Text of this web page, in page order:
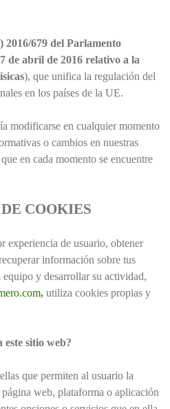
2016/679 del Parlamento
de abril de 2016 relativo a la
), que unifica la regulación del
en los países de la UE.
modificarse en cualquier momento
o cambios en nuestras
en cada momento se encuentre
COOKIES
experiencia de usuario, obtener
información sobre tus
y desarrollar su actividad,
, utiliza cookies propias y
este sitio web?
que permiten al usuario la
web, plataforma o aplicación